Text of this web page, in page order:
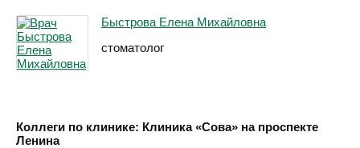
Быстрова Елена Михайловна
стоматолог
Коллеги по клинике: Клиника «Сова» на проспекте
Ленина